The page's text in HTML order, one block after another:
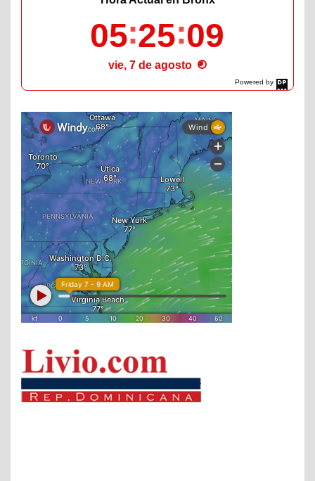
Powered by
DaysPedia.com
05 25 10
vie, 7 de agosto